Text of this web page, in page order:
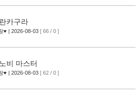
카구라
♥ | 2026-08-03 [ 66 / 0 ]
비 마스터
♥ | 2026-08-03 [ 62 / 0 ]